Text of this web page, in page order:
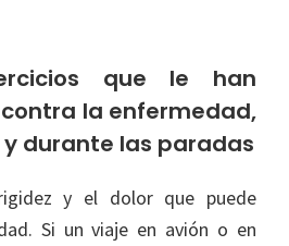
que le han
la enfermedad,
durante las paradas
y el dolor que puede
Si un viaje en avión o en